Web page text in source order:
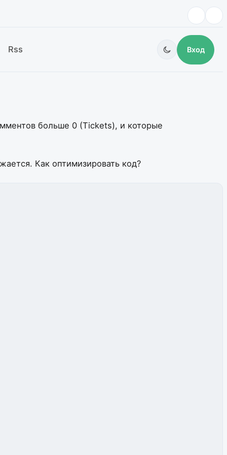
Rss Вход
больше 0 (Tickets), и которые
Как оптимизировать код?